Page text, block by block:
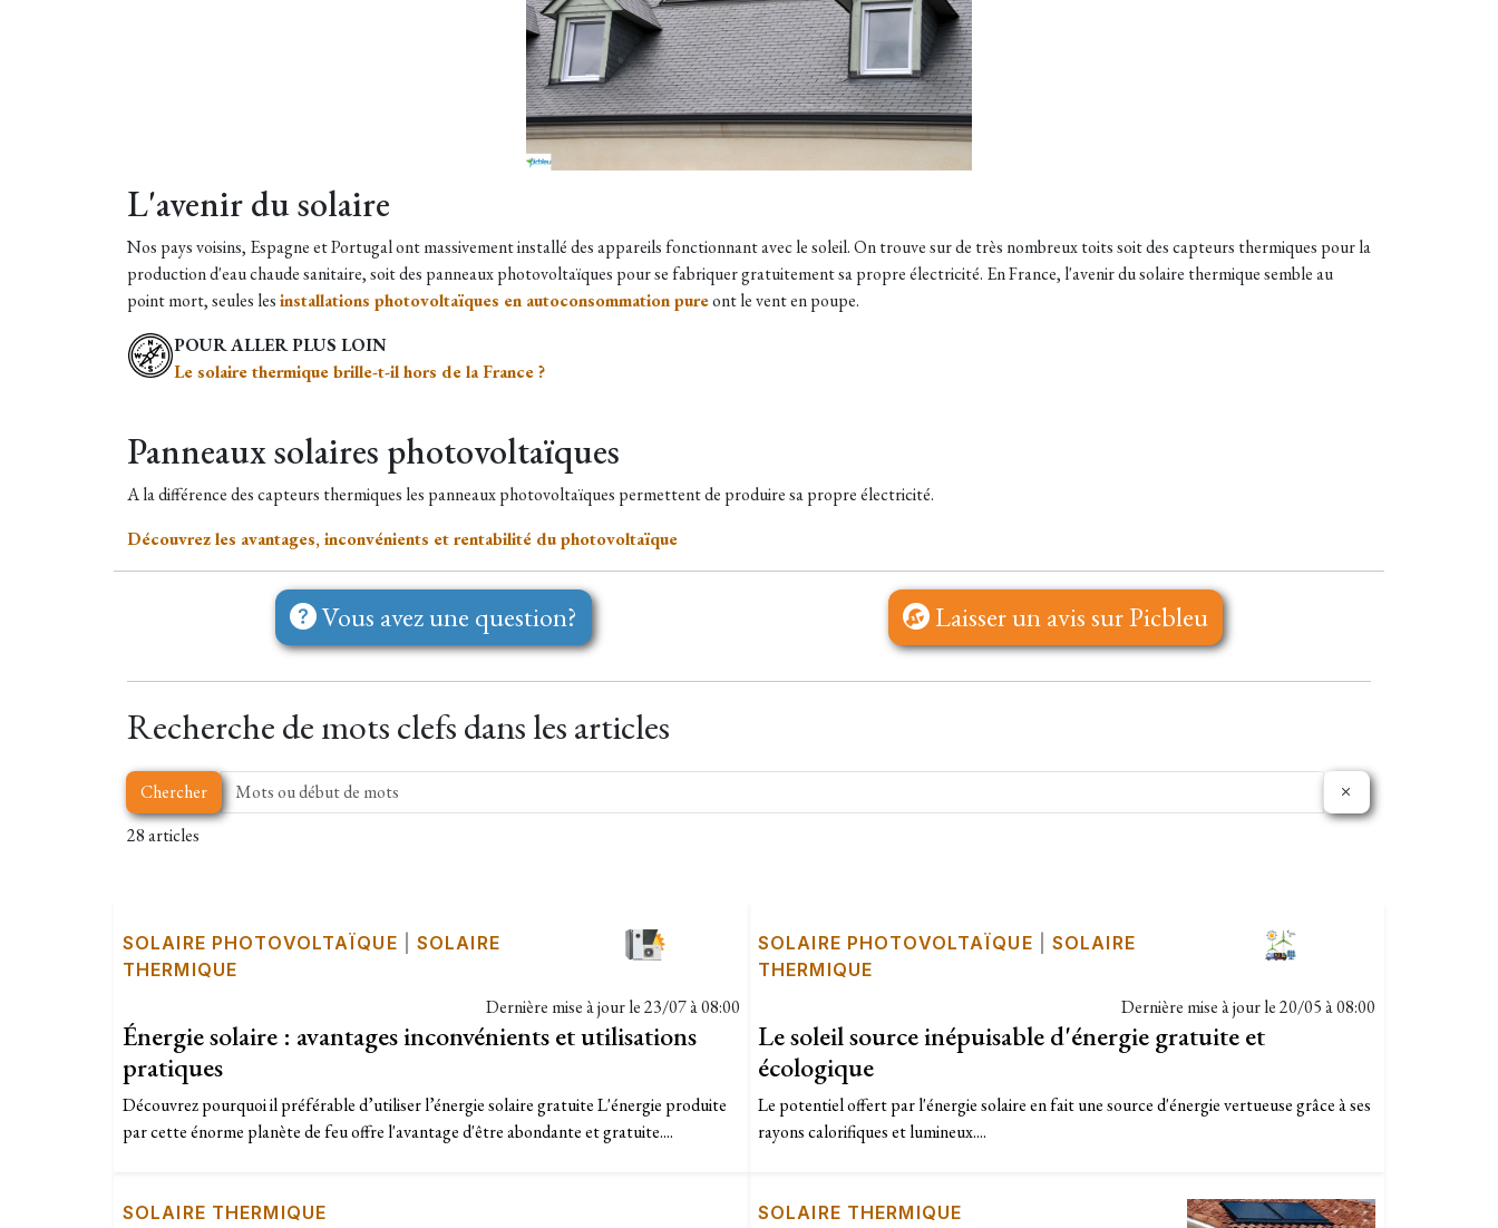
L'avenir du solaire
Nos pays voisins, Espagne et Portugal ont massivement installé des appareils fonctionnant avec le soleil. On trouve sur de très nombreux toits soit des capteurs thermiques pour la
production d'eau chaude sanitaire, soit des panneaux photovoltaïques pour se fabriquer gratuitement sa propre électricité. En France, l'avenir du solaire thermique semble au
point mort, seules lesinstallations photovoltaïques en autoconsommation pureont le vent en poupe.
POUR ALLER PLUS LOIN
Le solaire thermique brille-t-il hors de la France ?
Panneaux solaires photovoltaïques
A la différence des capteurs thermiques les panneaux photovoltaïques permettent de produire sa propre électricité.
Découvrez les avantages, inconvénients et rentabilité du photovoltaïque
Vous avez une question? Laisser un avis sur Picbleu
Recherche de mots clefs dans les articles
Chercher
28 articles
SOLAIRE PHOTOVOLTAÏQUE |SOLAIRE
THERMIQUE
Dernière mise à jour le23/07 à 08:00
Énergie solaire : avantages inconvénients et utilisations
pratiques
Découvrez pourquoi il préférable d’utiliser l’énergie solaire gratuite L'énergie produite
par cette énorme planète de feu offre l'avantage d'être abondante et gratuite....
SOLAIRE PHOTOVOLTAÏQUE |SOLAIRE
THERMIQUE
Dernière mise à jour le20/05 à 08:00
Le soleil source inépuisable d'énergie gratuite et
écologique
Le potentiel offert par l'énergie solaire en fait une source d'énergie vertueuse grâce à ses
rayons calorifiques et lumineux....
SOLAIRE THERMIQUE SOLAIRE THERMIQUE